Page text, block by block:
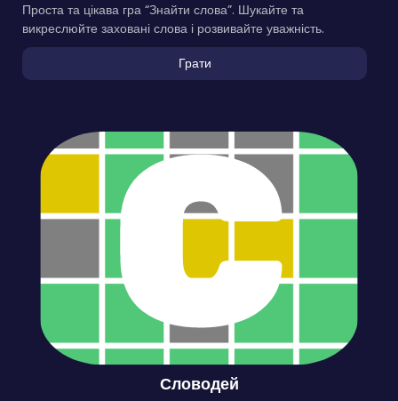
Проста та цікава гра “Знайти слова”. Шукайте та
викреслюйте заховані слова і розвивайте уважність.
Грати
Словодей